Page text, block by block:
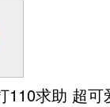
110求助 超可